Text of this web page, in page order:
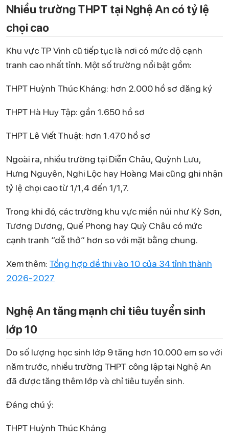
Nhiều trường THPT tại Nghệ An có tỷ lệ
chọi cao
Khu vực TP Vinh cũ tiếp tục là nơi có mức độ cạnh
tranh cao nhất tỉnh. Một số trường nổi bật gồm:
THPT Huỳnh Thúc Kháng: hơn 2.000 hồ sơ đăng ký
THPT Hà Huy Tập: gần 1.650 hồ sơ
THPT Lê Viết Thuật: hơn 1.470 hồ sơ
Ngoài ra, nhiều trường tại Diễn Châu, Quỳnh Lưu,
Hưng Nguyên, Nghi Lộc hay Hoàng Mai cũng ghi nhận
tỷ lệ chọi cao từ 1/1,4 đến 1/1,7.
Trong khi đó, các trường khu vực miền núi như Kỳ Sơn,
Tương Dương, Quế Phong hay Quỳ Châu có mức
cạnh tranh “dễ thở” hơn so với mặt bằng chung.
Xem thêm: Tổng hợp đề thi vào 10 của 34 tỉnh thành
2026-2027
Nghệ An tăng mạnh chỉ tiêu tuyển sinh
lớp 10
Do số lượng học sinh lớp 9 tăng hơn 10.000 em so với
năm trước, nhiều trường THPT công lập tại Nghệ An
đã được tăng thêm lớp và chỉ tiêu tuyển sinh.
Đáng chú ý:
THPT Huỳnh Thúc Kháng